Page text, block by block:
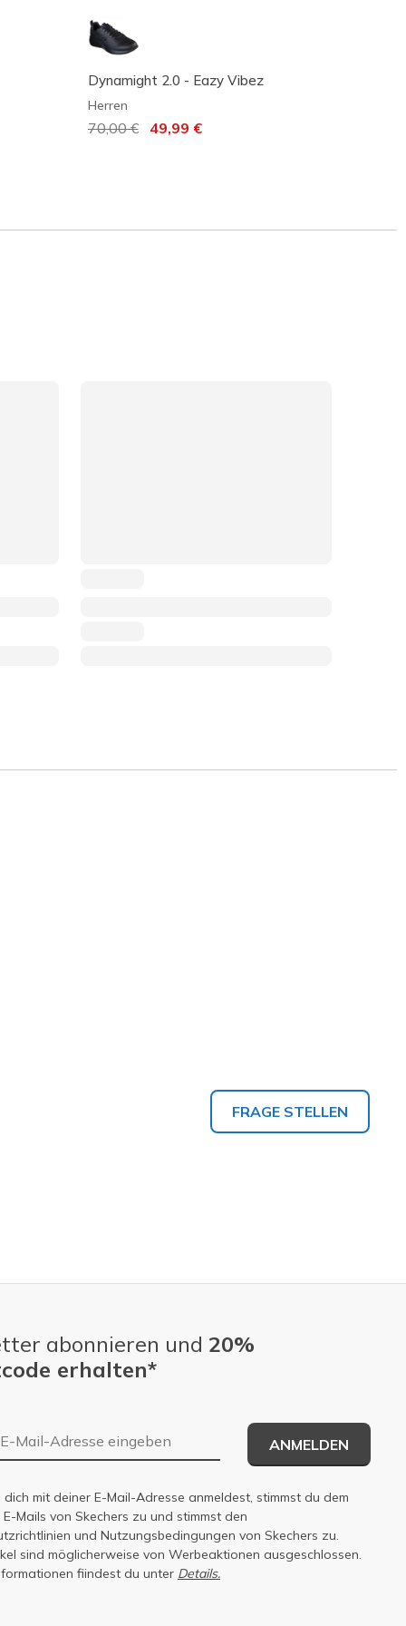
Dynamight 2.0 - Eazy Vibez
Herren
Reduziert von
70,00 €auf49,99 €
FRAGE STELLEN
abonnieren und 20%
erhalten*
E-Mail-Adresse
ANMELDEN
mit deiner E-Mail-Adresse anmeldest, stimmst du dem
Mails von Skechers zu und stimmst den
und Nutzungsbedingungen von Skechers zu.
sind möglicherweise von Werbeaktionen ausgeschlossen.
fiindest du unter Details.